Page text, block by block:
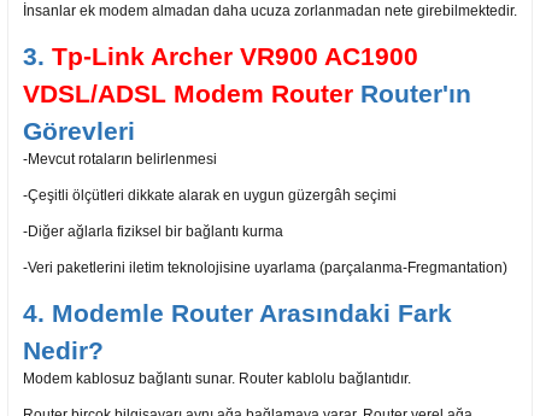
İnsanlar ek modem almadan daha ucuza zorlanmadan nete girebilmektedir.
3. Tp-Link Archer VR900 AC1900
VDSL/ADSL Modem Router Router'ın
Görevleri
-Mevcut rotaların belirlenmesi
-Çeşitli ölçütleri dikkate alarak en uygun güzergâh seçimi
-Diğer ağlarla fiziksel bir bağlantı kurma
-Veri paketlerini iletim teknolojisine uyarlama (parçalanma-Fregmantation)
4. Modemle Router Arasındaki Fark
Nedir?
Modem kablosuz bağlantı sunar. Router kablolu bağlantıdır.